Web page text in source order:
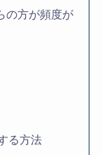
の方が頻度が
る方法